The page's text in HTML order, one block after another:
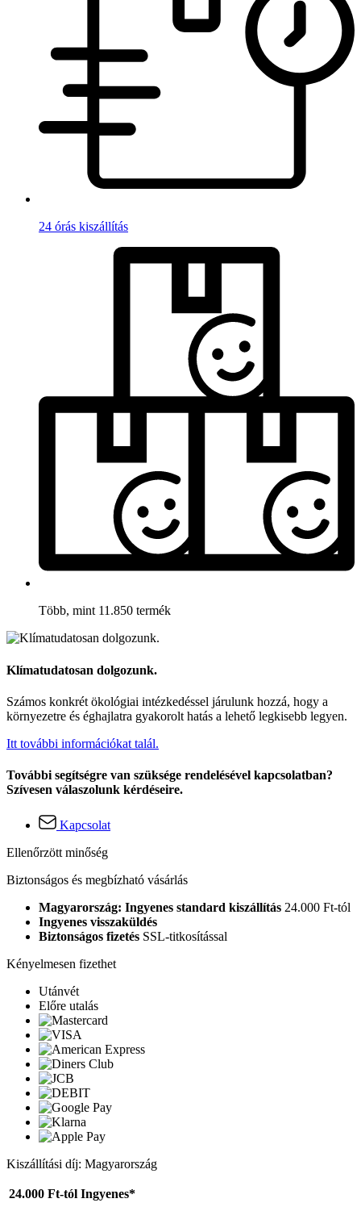
24 órás kiszállítás
Több, mint 11.850 termék
Klímatudatosan dolgozunk.
Számos konkrét ökológiai intézkedéssel járulunk hozzá, hogy a
környezetre és éghajlatra gyakorolt hatás a lehető legkisebb legyen.
Itt további információkat talál.
További segítségre van szüksége rendelésével kapcsolatban?
Szívesen válaszolunk kérdéseire.
Kapcsolat
Ellenőrzött minőség
Biztonságos és megbízható vásárlás
Magyarország: Ingyenes standard kiszállítás 24.000 Ft-tól
Ingyenes visszaküldés
Biztonságos fizetés SSL-titkosítással
Kényelmesen fizethet
Utánvét
Előre utalás
Kiszállítási díj: Magyarország
24.000 Ft-tól Ingyenes*